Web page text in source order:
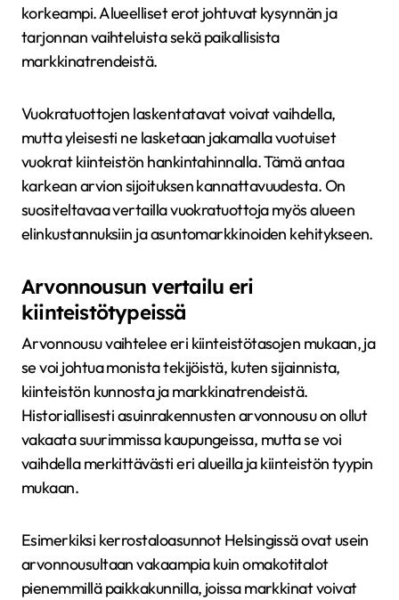
korkeampi. Alueelliset erot johtuvat kysynnän ja
tarjonnan vaihteluista sekä paikallisista
markkinatrendeistä.
Vuokratuottojen laskentatavat voivat vaihdella,
mutta yleisesti ne lasketaan jakamalla vuotuiset
vuokrat kiinteistön hankintahinnalla. Tämä antaa
karkean arvion sijoituksen kannattavuudesta. On
suositeltavaa vertailla vuokratuottoja myös alueen
elinkustannuksiin ja asuntomarkkinoiden kehitykseen.
Arvonnousun vertailu eri
kiinteistötypeissä
Arvonnousu vaihtelee eri kiinteistötasojen mukaan, ja
se voi johtua monista tekijöistä, kuten sijainnista,
kiinteistön kunnosta ja markkinatrendeistä.
Historiallisesti asuinrakennusten arvonnousu on ollut
vakaata suurimmissa kaupungeissa, mutta se voi
vaihdella merkittävästi eri alueilla ja kiinteistön tyypin
mukaan.
Esimerkiksi kerrostaloasunnot Helsingissä ovat usein
arvonnousultaan vakaampia kuin omakotitalot
pienemmillä paikkakunnilla, joissa markkinat voivat